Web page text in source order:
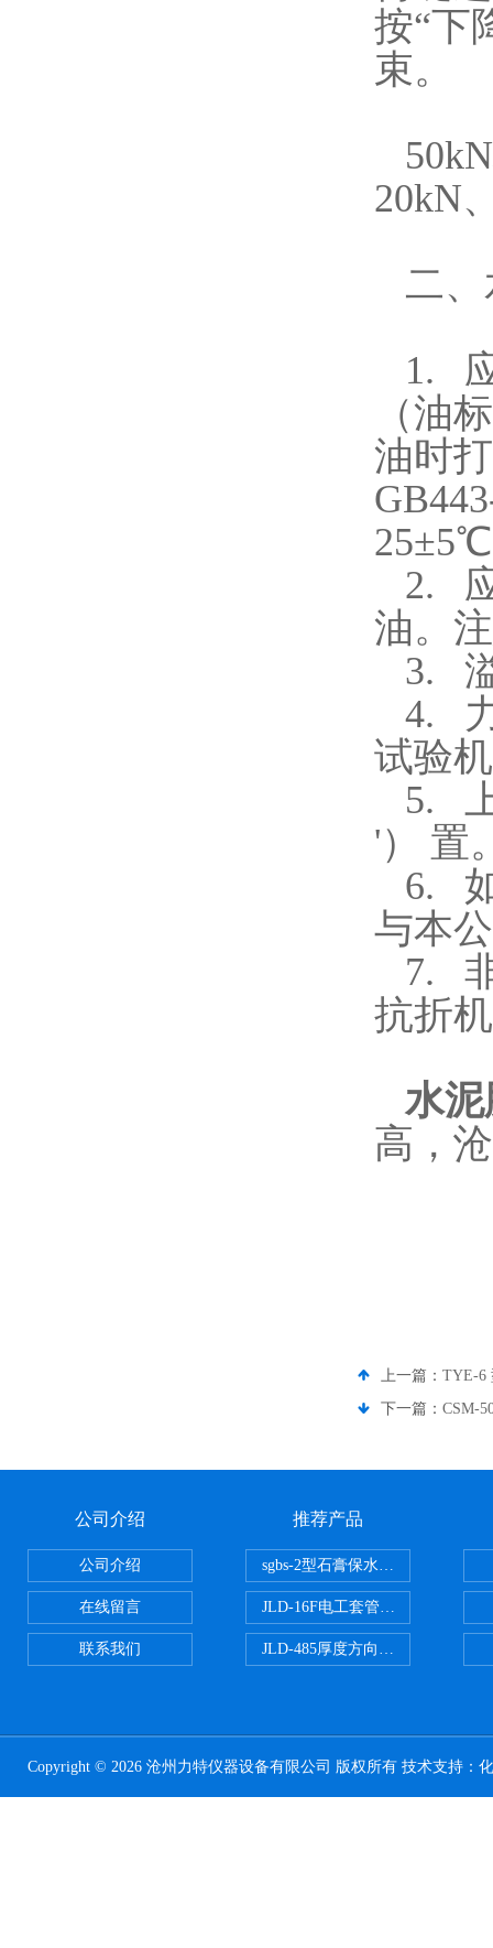
按“下
束。
50kN
20kN
二
1.
（油
油时
25±5℃
2.
油。
3.
4.
试验机
5.
'） 置
6.
与本
7.
抗折
水
高，
上一篇： TYE-6
下一篇： CSM-
公司介绍
公司介绍
在线留言
联系我们
推荐产品
sgbs-2型石膏保水率测定仪粉刷
JLD-16F电工套管恒温水浴管材
JLD-485厚度方向性钢板拉伸试验
Copyright © 2026 沧州力特仪器设备有限公司 版权所有 技术支持：